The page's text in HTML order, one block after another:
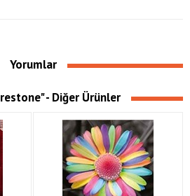
Yorumlar
- Diğer Ürünler